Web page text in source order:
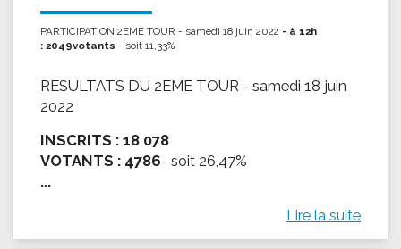
PARTICIPATION 2EME TOUR - samedi 18 juin 2022 - à 12h
: 2049votants - soit 11,33%
RESULTATS DU 2EME TOUR - samedi 18 juin
2022
INSCRITS : 18 078
VOTANTS : 4786- soit 26,47%
...
Lire la suite